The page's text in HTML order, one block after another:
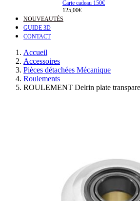
Carte cadeau 150€
125,00€
NOUVEAUTÉS
GUIDE 3D
CONTACT
Accueil
Accessoires
Pièces détachées Mécanique
Roulements
ROULEMENT Delrin plate